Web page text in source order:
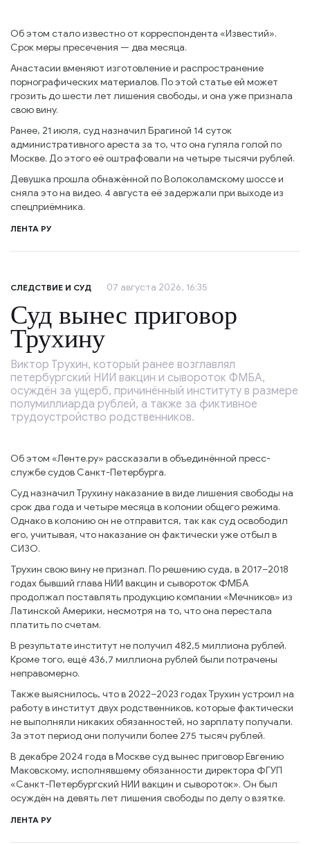
Об этом стало известно от корреспондента «Известий».
Срок меры пресечения — два месяца.
Анастасии вменяют изготовление и распространение
порнографических материалов. По этой статье ей может
грозить до шести лет лишения свободы, и она уже признала
свою вину.
Ранее, 21 июля, суд назначил Брагиной 14 суток
административного ареста за то, что она гуляла голой по
Москве. До этого её оштрафовали на четыре тысячи рублей.
Девушка прошла обнажённой по Волоколамскому шоссе и
сняла это на видео. 4 августа её задержали при выходе из
спецприёмника.
ЛЕНТА РУ
СЛЕДСТВИЕ И СУД 07 августа 2026, 16:35
Суд вынес приговор
Трухину
Виктор Трухин, который ранее возглавлял
петербургский НИИ вакцин и сывороток ФМБА,
осуждён за ущерб, причинённый институту в размере
полумиллиарда рублей, а также за фиктивное
трудоустройство родственников.
Об этом «Ленте.ру» рассказали в объединённой пресс-
службе судов Санкт-Петербурга.
Суд назначил Трухину наказание в виде лишения свободы на
срок два года и четыре месяца в колонии общего режима.
Однако в колонию он не отправится, так как суд освободил
его, учитывая, что наказание он фактически уже отбыл в
СИЗО.
Трухин свою вину не признал. По решению суда, в 2017–2018
годах бывший глава НИИ вакцин и сывороток ФМБА
продолжал поставлять продукцию компании «Мечников» из
Латинской Америки, несмотря на то, что она перестала
платить по счетам.
В результате институт не получил 482,5 миллиона рублей.
Кроме того, ещё 436,7 миллиона рублей были потрачены
неправомерно.
Также выяснилось, что в 2022–2023 годах Трухин устроил на
работу в институт двух родственников, которые фактически
не выполняли никаких обязанностей, но зарплату получали.
За этот период они получили более 275 тысяч рублей.
В декабре 2024 года в Москве суд вынес приговор Евгению
Маковскому, исполнявшему обязанности директора ФГУП
«Санкт-Петербургский НИИ вакцин и сывороток». Он был
осуждён на девять лет лишения свободы по делу о взятке.
ЛЕНТА РУ